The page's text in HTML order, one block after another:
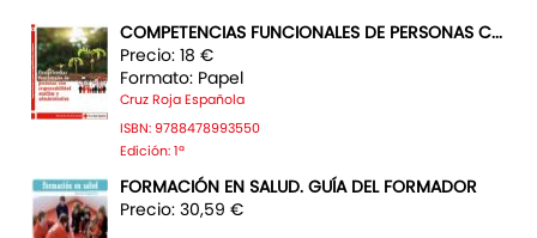
COMPETENCIAS FUNCIONALES DE PERSONAS C...
Precio: 18 €
Formato: Papel
Cruz Roja Española
ISBN: 9788478993550
Edición: 1ª
FORMACIÓN EN SALUD. GUÍA DEL FORMADOR
Precio: 30,59 €